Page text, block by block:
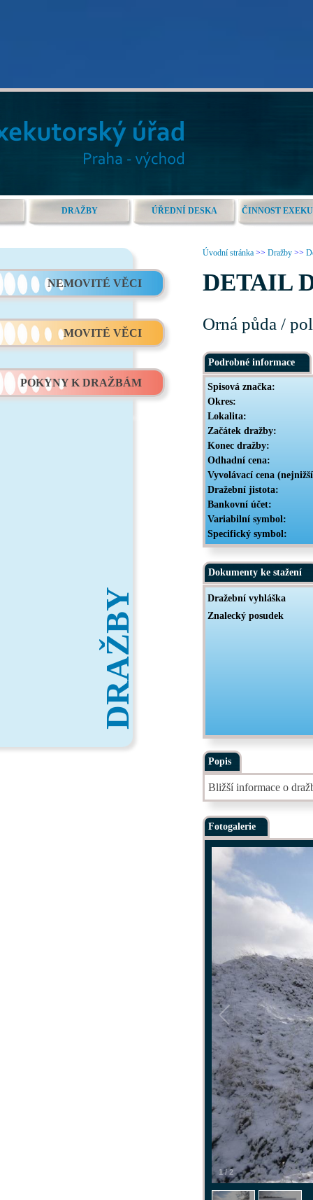
DRAŽBY ÚŘEDNÍ DESKA ČINNOST
NEMOVITÉ VĚCI
MOVITÉ VĚCI
POKYNY K DRAŽBÁM
DRAŽBY
Úvodní stránka >> Dražby >>
DETAIL
Orná půda /
Podrobné informace
Spisová značka:
Okres:
Lokalita:
Začátek dražby:
Konec dražby:
Odhadní cena:
Vyvolávací cena
Dražební jistota:
Bankovní účet:
Variabilní symbol:
Specifický symbol:
Dokumenty ke stažení
Dražební vyhláška
Znalecký posudek
Popis
Bližší informace o
Fotogalerie
1/2